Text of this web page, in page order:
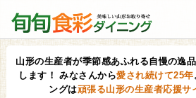
山形の生産者が季節感あふれる自慢の逸
します！ みなさんから愛され続けて25年
ングは頑張る山形の生産者応援サ